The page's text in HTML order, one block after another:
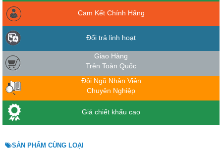
Cam Kết Chính Hãng
Đổi trả linh hoạt
Giao Hàng
Trên Toàn Quốc
Đội Ngũ Nhân Viên
Chuyên Nghiệp
Giá chiết khấu cao
SẢN PHẨM CÙNG LOẠI